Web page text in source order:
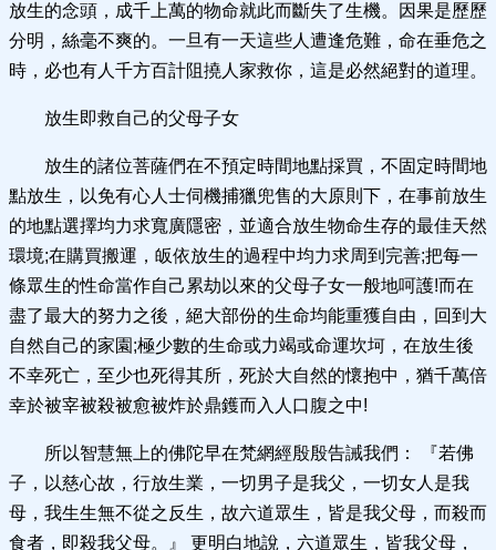
放生的念頭，成千上萬的物命就此而斷失了生機。因果是歷歷
分明，絲毫不爽的。一旦有一天這些人遭逢危難，命在垂危之
時，必也有人千方百計阻撓人家救你，這是必然絕對的道理。
放生即救自己的父母子女
放生的諸位菩薩們在不預定時間地點採買，不固定時間地
點放生，以免有心人士伺機捕獵兜售的大原則下，在事前放生
的地點選擇均力求寬廣隱密，並適合放生物命生存的最佳天然
環境;在購買搬運，皈依放生的過程中均力求周到完善;把每一
條眾生的性命當作自己累劫以來的父母子女一般地呵護!而在
盡了最大的努力之後，絕大部份的生命均能重獲自由，回到大
自然自己的家園;極少數的生命或力竭或命運坎坷，在放生後
不幸死亡，至少也死得其所，死於大自然的懷抱中，猶千萬倍
幸於被宰被殺被愈被炸於鼎鑊而入人口腹之中!
所以智慧無上的佛陀早在梵網經殷殷告誡我們： 『若佛
子，以慈心故，行放生業，一切男子是我父，一切女人是我
母，我生生無不從之反生，故六道眾生，皆是我父母，而殺而
食者，即殺我父母。』 更明白地說，六道眾生，皆我父母，